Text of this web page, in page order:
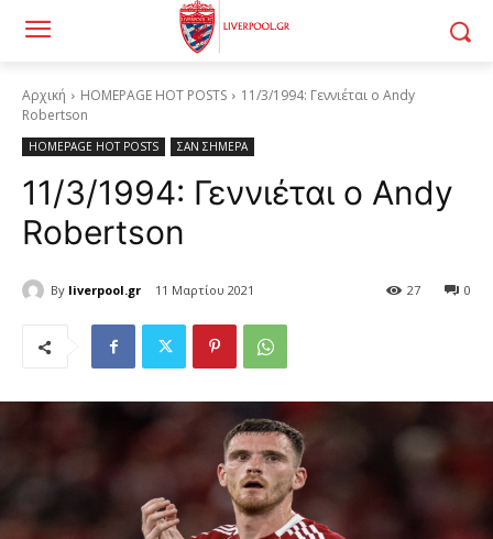
Αρχική HOMEPAGE HOT POSTS
11/3/1994: Γεννιέται ο Andy
Robertson
HOMEPAGE HOT POSTS ΣΑΝ ΣΗΜΕΡΑ
11/3/1994: Γεννιέται ο Andy
Robertson
By liverpool.gr 11 Μαρτίου 2021 0
27